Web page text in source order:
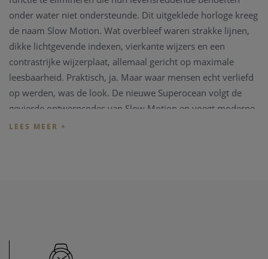
onder water niet ondersteunde. Dit uitgeklede horloge kreeg
de naam Slow Motion. Wat overbleef waren strakke lijnen,
dikke lichtgevende indexen, vierkante wijzers en een
contrastrijke wijzerplaat, allemaal gericht op maximale
leesbaarheid. Praktisch, ja. Maar waar mensen echt verliefd
op werden, was de look. De nieuwe Superocean volgt de
gevierde ontwerpcodes van Slow Motion en voegt moderne
functies toe, zoals een met keramiek ingelegde ring en
strandbar en draag het dan tijdens het avondeten. De